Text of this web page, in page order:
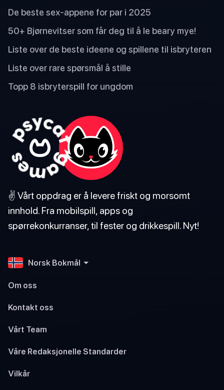
De beste sex-appene for par i 2025
50+ Bjørnevitser som får deg til å le beary mye!
Liste over de beste ideene og spillene til isbryteren
Liste over rare spørsmål å stille
Topp 8 isbryterspill for ungdom
✌️ Vårt oppdrag er å levere friskt og morsomt
innhold. Fra mobilspill, apps og
spørrekonkurranser, til fester og drikkespill. Nyt!
Norsk Bokmål
Om oss
Kontakt oss
Vårt Team
Våre Redaksjonelle Standarder
Vilkår